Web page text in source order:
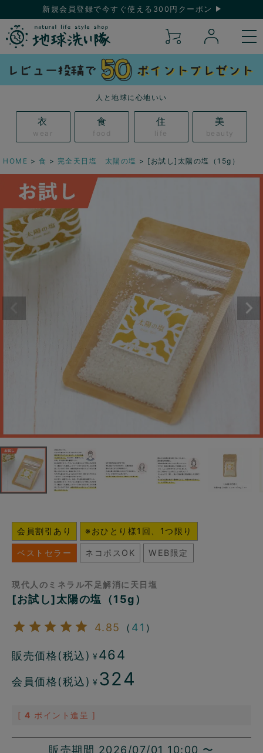
新規会員登録で今すぐ使える300円クーポン
人と地球に心地いい
衣
wear
食
food
住
life
美
beauty
HOME 食 完全天日塩 太陽の塩 [お試し]太陽の塩（15g）
会員割引あり ※おひとり様1回、1つ限り
ベストセラー ネコポスOK WEB限定
現代人のミネラル不足解消に天日塩
[お試し]太陽の塩（15g）
4.85 （ 41 ）
販売価格(税込) ¥ 464
会員価格(税込) ¥ 324
[ 4 ポイント進呈 ]
販売期間 2026/07/01 10:00 〜